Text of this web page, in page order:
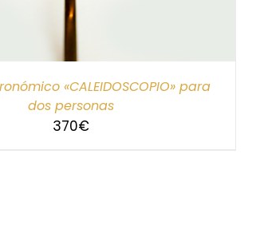
«CALEIDOSCOPIO» para
dos personas
370€